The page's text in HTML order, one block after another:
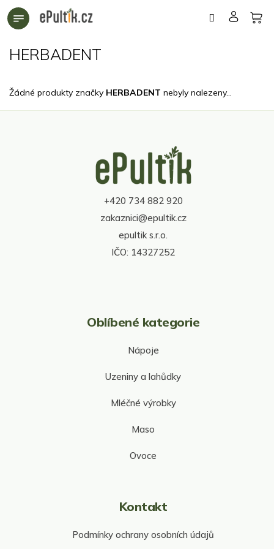
Přejít
na
HERBADENT
Žádné produkty značky HERBADENT nebyly nalezeny...
+420 734 882 920
zakaznici@epultik.cz
epultik s.r.o.
IČO: 14327252
Oblíbené kategorie
Nápoje
Uzeniny a lahůdky
Mléčné výrobky
Maso
Ovoce
Kontakt
Podmínky ochrany osobních údajů